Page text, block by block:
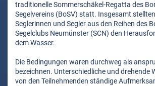
traditionelle Sommerschäkel-Regatta des
Segelvereins (BoSV) statt. Insgesamt
Seglerinnen und Segler aus den Reihen des
Segelclubs Neumünster (SCN) den
dem Wasser.
Die Bedingungen waren durchweg als
bezeichnen. Unterschiedliche und drehende
von den Teilnehmenden ständige